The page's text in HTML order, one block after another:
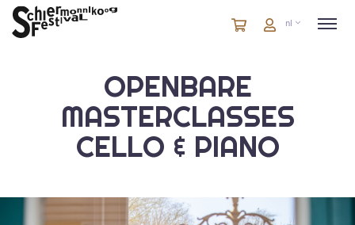
Winkelmandje
artikelen
Account
nl
OPENBARE
MASTERCLASSES
CELLO & PIANO